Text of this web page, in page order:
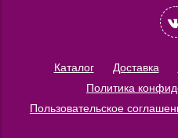
Каталог Доставка
Политика
Пользовательское